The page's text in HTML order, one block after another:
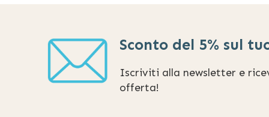
Altre tipologie
Sedie a
semplici
Sconto del 5% sul
Iscriviti alla newsletter e
offerta!